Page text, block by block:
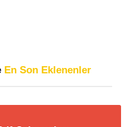
En Son Eklenenler